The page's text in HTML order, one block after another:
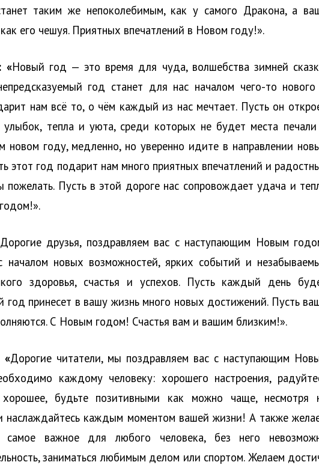
таким же непоколебимым, как у самого Дракона, а
его чешуя. Приятных впечатлений в Новом году!».
«Новый год — это время для чуда, волшебства зимней
год станет для нас началом чего-то
нам всё то, о чём каждый из нас мечтает. Пусть он
тепла и уюта, среди которых не будет места
новом году, медленно, но уверенно идите в направлении
этот год подарит нам много приятных впечатлений и
Пусть в этой дороге нас сопровождает удача и
Дорогие друзья, поздравляем вас с наступающим Новым
началом новых возможностей, ярких событий и
здоровья, счастья и успехов. Пусть каждый день
год принесет в вашу жизнь много новых достижений. Пусть
С Новым годом! Счастья вам и вашим близким!».
«Дорогие читатели, мы поздравляем вас с наступающим
каждому человеку: хорошего настроения,
будьте позитивными как можно чаще, несмотря
наслаждайтесь каждым моментом вашей жизни! А также
самое важное для любого человека, без него
заниматься любимым делом или спортом. Желаем